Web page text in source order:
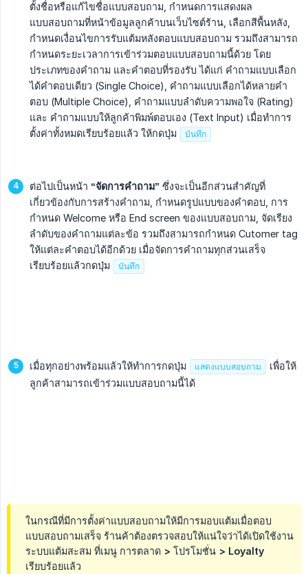
ตั้งชื่อหรือแก้ไขชื่อแบบสอบถาม, กำหนดการแสดงผล
แบบสอบถามที่หน้าข้อมูลลูกค้าบนเว็บไซต์ร้าน, เลือกสีพื้นหลัง,
กำหนดเงื่อนไขการรับแต้มหลังตอบแบบสอบถาม รวมถึงสามารถ
กำหนดระยะเวลาการเข้าร่วมตอบแบบสอบถามนี้ด้วย โดย
ประเภทของคำถาม และคำตอบที่รองรับ ได้แก่ คำถามแบบเลือก
ได้คำตอบเดียว (Single Choice), คำถามแบบเลือกได้หลายคำ
ตอบ (Multiple Choice), คำถามแบบลำดับความพอใจ (Rating)
และ คำถามแบบให้ลูกค้าพิมพ์ตอบเอง (Text Input) เมื่อทำการ
ตั้งค่าทั้งหมดเรียบร้อยแล้ว ให้กดปุ่ม
บันทึก
ต่อไปเป็นหน้า “จัดการคำถาม” ซึ่งจะเป็นอีกส่วนสำคัญที่
เกี่ยวข้องกับการสร้างคำถาม, กำหนดรูปแบบของคำตอบ, การ
กำหนด Welcome หรือ End screen ของแบบสอบถาม, จัดเรียง
ลำดับของคำถามแต่ละข้อ รวมถึงสามารถกำหนด Cutomer tag
ให้แต่ละคำตอบได้อีกด้วย เมื่อจัดการคำถามทุกส่วนเสร็จ
เรียบร้อยแล้วกดปุ่ม
บันทึก
เมื่อทุกอย่างพร้อมแล้วให้ทำการกดปุ่ม แสดงแบบสอบถาม
เพื่อให้
ลูกค้าสามารถเข้าร่วมแบบสอบถามนี้ได้
ในกรณีที่มีการตั้งค่าแบบสอบถามให้มีการมอบแต้มเมื่อตอบ
แบบสอบถามเสร็จ ร้านค้าต้องตรวจสอบให้แน่ใจว่าได้เปิดใช้งาน
ระบบแต้มสะสม ที่เมนู การตลาด > โปรโมชั่น > Loyalty
เรียบร้อยแล้ว